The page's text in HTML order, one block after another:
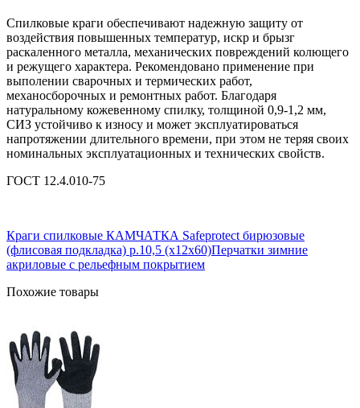
Спилковые краги обеспечивают надежную защиту от
воздействия повышенных температур, искр и брызг
раскаленного металла, механических повреждений колющего
и режущего характера. Рекомендовано применение при
выполении сварочных и термических работ,
механосборочных и ремонтных работ. Благодаря
натуральному кожевенному спилку, толщиной 0,9-1,2 мм,
СИЗ устойчиво к износу и может эксплуатироваться
напротяжении длительного времени, при этом не теряя своих
номинальных эксплуатационных и технических свойств.
ГОСТ 12.4.010-75
Краги спилковые КАМЧАТКА Safeprotect бирюзовые
(флисовая подкладка) р.10,5 (х12х60)Перчатки зимние
акриловые с рельефным покрытием
Похожие товары